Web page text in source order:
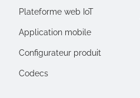
Plateforme web IoT
Application mobile
Configurateur produit
Codecs